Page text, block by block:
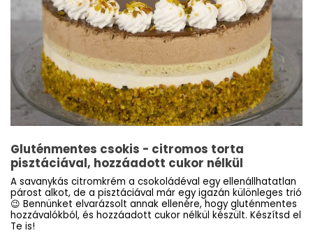
Gluténmentes csokis - citromos torta
pisztáciával, hozzáadott cukor nélkül
A savanykás citromkrém a csokoládéval egy ellenállhatatlan
párost alkot, de a pisztáciával már egy igazán különleges trió
😉 Bennünket elvarázsolt annak ellenére, hogy gluténmentes
hozzávalókból, és hozzáadott cukor nélkül készült. Készítsd el
Te is!